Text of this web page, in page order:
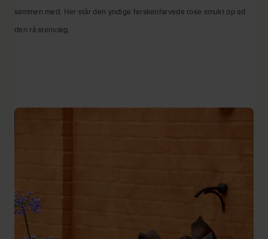
sammen med. Her står den yndige ferskenfarvede rose smukt op ad
den rå stenvæg.